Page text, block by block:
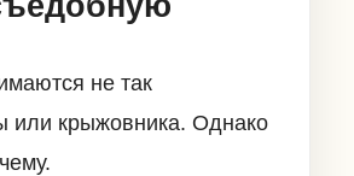
не так
или крыжовника. Однако